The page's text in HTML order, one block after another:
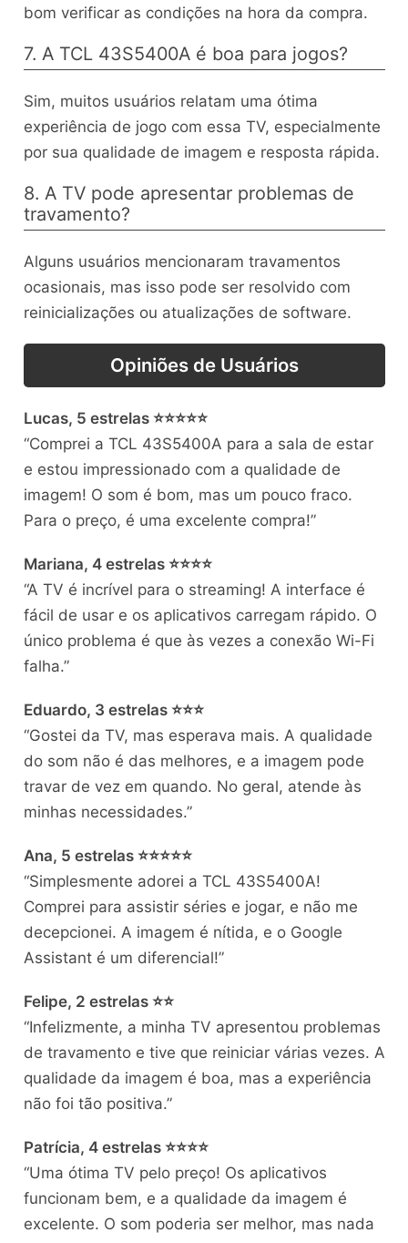
bom verificar as condições na hora da compra.
7. A TCL 43S5400A é boa para jogos?
Sim, muitos usuários relatam uma ótima
experiência de jogo com essa TV, especialmente
por sua qualidade de imagem e resposta rápida.
8. A TV pode apresentar problemas de
travamento?
Alguns usuários mencionaram travamentos
ocasionais, mas isso pode ser resolvido com
reinicializações ou atualizações de software.
Opiniões de Usuários
Lucas, 5 estrelas ⭐⭐⭐⭐⭐
“Comprei a TCL 43S5400A para a sala de estar
e estou impressionado com a qualidade de
imagem! O som é bom, mas um pouco fraco.
Para o preço, é uma excelente compra!”
Mariana, 4 estrelas ⭐⭐⭐⭐
“A TV é incrível para o streaming! A interface é
fácil de usar e os aplicativos carregam rápido. O
único problema é que às vezes a conexão Wi-Fi
falha.”
Eduardo, 3 estrelas ⭐⭐⭐
“Gostei da TV, mas esperava mais. A qualidade
do som não é das melhores, e a imagem pode
travar de vez em quando. No geral, atende às
minhas necessidades.”
Ana, 5 estrelas ⭐⭐⭐⭐⭐
“Simplesmente adorei a TCL 43S5400A!
Comprei para assistir séries e jogar, e não me
decepcionei. A imagem é nítida, e o Google
Assistant é um diferencial!”
Felipe, 2 estrelas ⭐⭐
“Infelizmente, a minha TV apresentou problemas
de travamento e tive que reiniciar várias vezes. A
qualidade da imagem é boa, mas a experiência
não foi tão positiva.”
Patrícia, 4 estrelas ⭐⭐⭐⭐
“Uma ótima TV pelo preço! Os aplicativos
funcionam bem, e a qualidade da imagem é
excelente. O som poderia ser melhor, mas nada